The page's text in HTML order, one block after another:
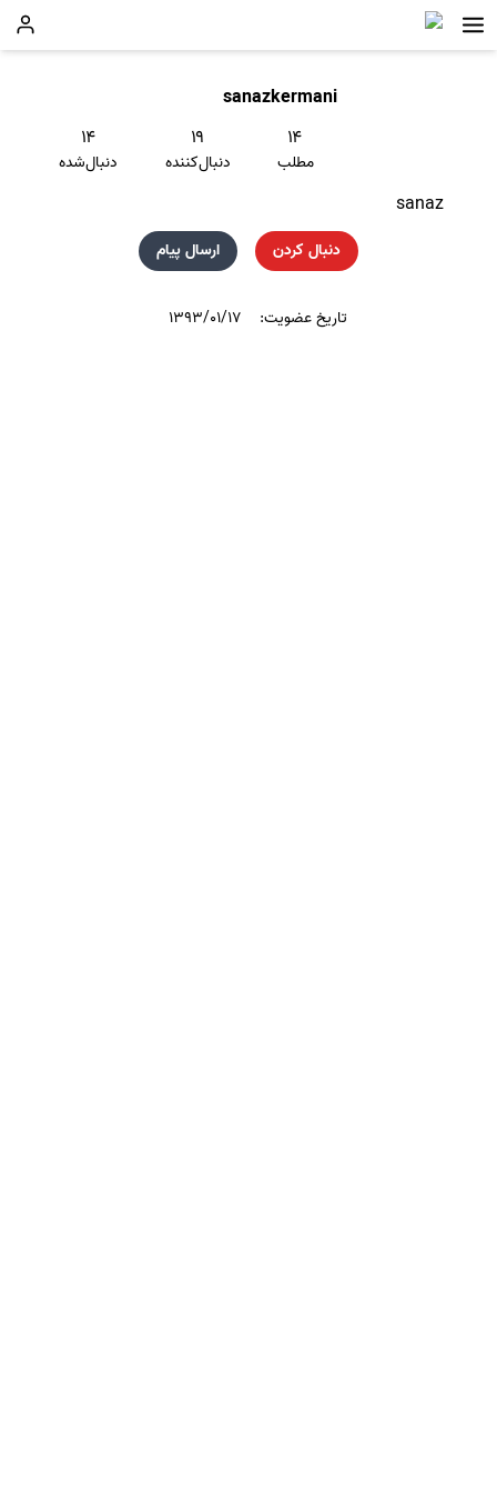
sanazkermani
۱۴
مطلب
۱۹
دنبال‌کننده
۱۴
دنبال‌شده
sanaz
دنبال کردن ارسال پیام
تاریخ عضویت: ۱۳۹۳/۰۱/۱۷